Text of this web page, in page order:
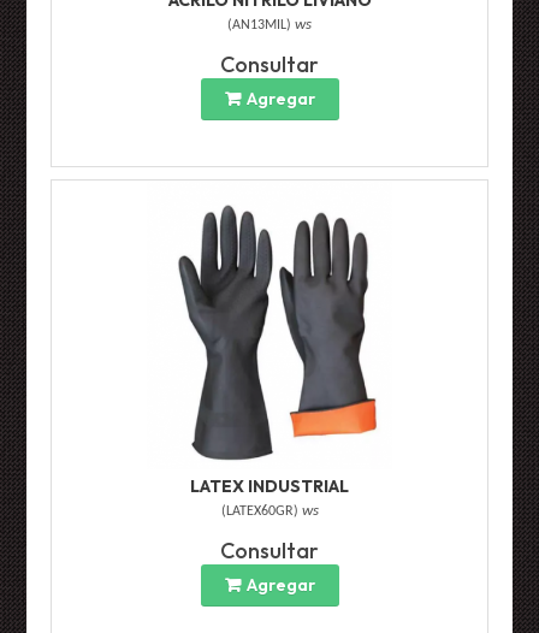
(AN13MIL) ws
Consultar
Agregar
LATEX INDUSTRIAL
( LATEX60GR) ws
Consultar
Agregar